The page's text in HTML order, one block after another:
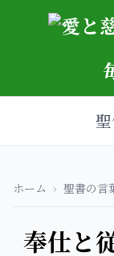
ホーム › 聖書の言
奉仕と